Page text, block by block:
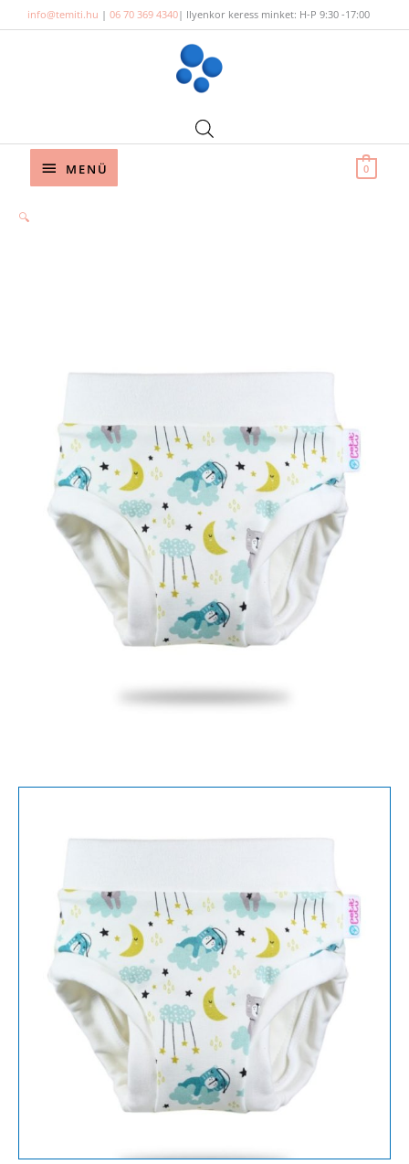
to
info@temiti.hu | 06 70 369 4340| Ilyenkor keress minket: H-P 9:30 -17:00
Below
MENÜ 0
🔍